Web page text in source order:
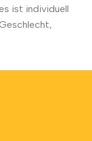
ist individuell